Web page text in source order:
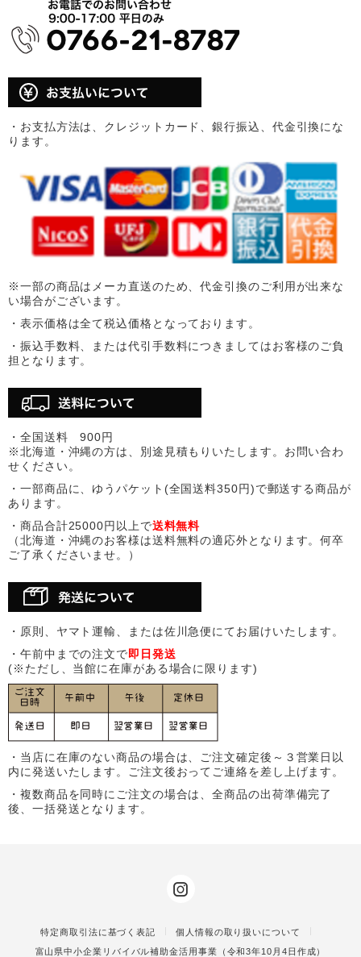
・お支払方法は、クレジットカード、銀行振込、代金引換にな
ります。
※一部の商品はメーカ直送のため、代金引換のご利用が出来な
い場合がございます。
・表示価格は全て税込価格となっております。
・振込手数料、または代引手数料につきましてはお客様のご負
担となります。
・全国送料 900円
※北海道・沖縄の方は、別途見積もりいたします。お問い合わ
せください。
・一部商品に、ゆうパケット(全国送料350円)で郵送する商品が
あります。
・商品合計25000円以上で送料無料
（北海道・沖縄のお客様は送料無料の適応外となります。何卒
ご了承くださいませ。）
・原則、ヤマト運輸、または佐川急便にてお届けいたします。
・午前中までの注文で即日発送
(※ただし、当館に在庫がある場合に限ります)
・当店に在庫のない商品の場合は、ご注文確定後～３営業日以
内に発送いたします。ご注文後おってご連絡を差し上げます。
・複数商品を同時にご注文の場合は、全商品の出荷準備完了
後、一括発送となります。
特定商取引法に基づく表記
個人情報の取り扱いについて
富山県中小企業リバイバル補助金活用事業（令和3年10月4日作成）